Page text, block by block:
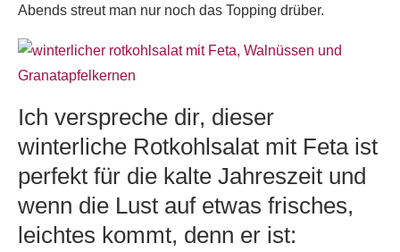
Abends streut man nur noch das Topping drüber.
Ich verspreche dir, dieser
winterliche Rotkohlsalat mit Feta ist
perfekt für die kalte Jahreszeit und
wenn die Lust auf etwas frisches,
leichtes kommt, denn er ist: